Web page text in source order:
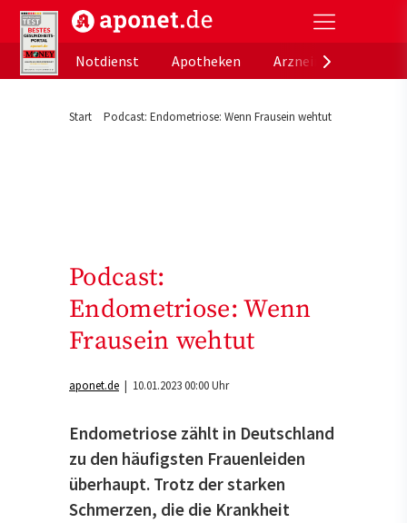
aponet.de - Das offizielle Gesundheitsportal der
Notdienst
Apotheken
Start Podcast: Endometriose: Wenn Frausein wehtut
Podcast:
Endometriose: Wenn
Frausein wehtut
aponet.de | 10.01.2023 00:00 Uhr
Endometriose zählt in Deutschland
zu den häufigsten Frauenleiden
überhaupt. Trotz der starken
Schmerzen, die die Krankheit